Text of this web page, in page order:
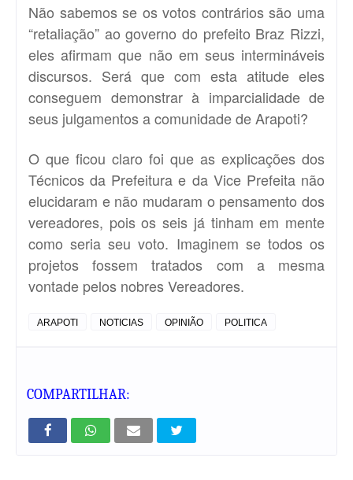
Não sabemos se os votos contrários são uma
“retaliação” ao governo do prefeito Braz Rizzi,
eles afirmam que não em seus intermináveis
discursos. Será que com esta atitude eles
conseguem demonstrar à imparcialidade de
seus julgamentos a comunidade de Arapoti?
O que ficou claro foi que as explicações dos
Técnicos da Prefeitura e da Vice Prefeita não
elucidaram e não mudaram o pensamento dos
vereadores, pois os seis já tinham em mente
como seria seu voto. Imaginem se todos os
projetos fossem tratados com a mesma
vontade pelos nobres Vereadores.
ARAPOTI NOTICIAS OPINIÃO POLITICA
COMPARTILHAR: